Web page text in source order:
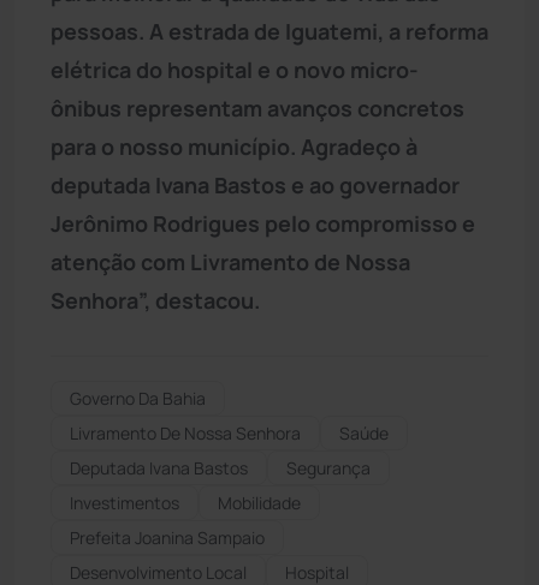
pessoas. A estrada de Iguatemi, a reforma
elétrica do hospital e o novo micro-
ônibus representam avanços concretos
para o nosso município. Agradeço à
deputada Ivana Bastos e ao governador
Jerônimo Rodrigues pelo compromisso e
atenção com Livramento de Nossa
Senhora”, destacou.
Governo Da Bahia
Livramento De Nossa Senhora
Saúde
Deputada Ivana Bastos
Segurança
Investimentos
Mobilidade
Prefeita Joanina Sampaio
Desenvolvimento Local
Hospital